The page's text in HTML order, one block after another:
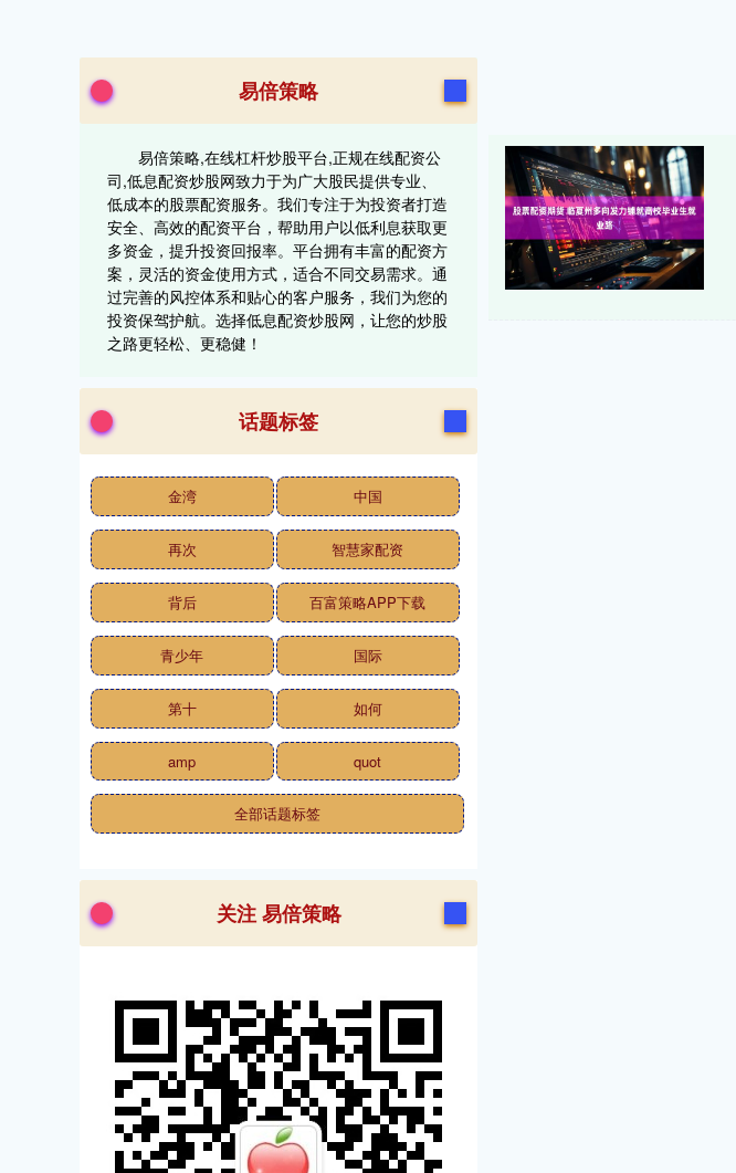
易倍策略
易倍策略,在线杠杆炒股平台,正规在线配资公
司,低息配资炒股网致力于为广大股民提供专业、
低成本的股票配资服务。我们专注于为投资者打造
安全、高效的配资平台，帮助用户以低利息获取更
多资金，提升投资回报率。平台拥有丰富的配资方
案，灵活的资金使用方式，适合不同交易需求。通
过完善的风控体系和贴心的客户服务，我们为您的
投资保驾护航。选择低息配资炒股网，让您的炒股
之路更轻松、更稳健！
话题标签
金湾 中国
再次 智慧家配资
背后 百富策略APP下载
青少年 国际
第十 如何
amp quot
全部话题标签
关注 易倍策略